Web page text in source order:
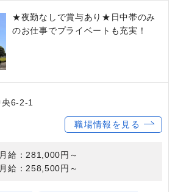
★夜勤なしで賞与あり★日中帯のみ
のお仕事でプライベートも充実！
6-2-1
職場情報を見る
給：281,000円～
給：258,500円～